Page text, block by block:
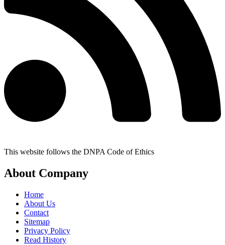
This website follows the DNPA Code of Ethics
About Company
Home
About Us
Contact
Sitemap
Privacy Policy
Read History